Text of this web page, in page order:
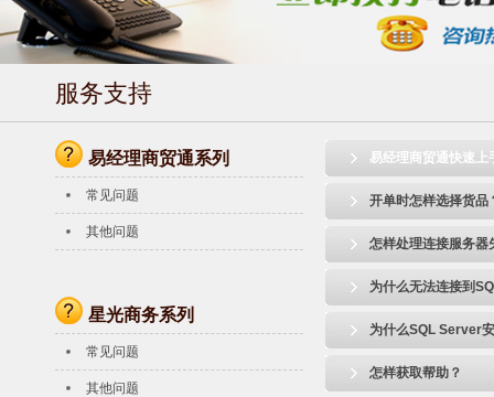
服务支持
易经理商贸通系列
常见问题
其他问题
星光商务系列
常见问题
其他问题
易经理商贸通快速
开单时怎样选择货品
怎样处理连接服务器
为什么无法连接到
为什么SQL Server
怎样获取帮助？